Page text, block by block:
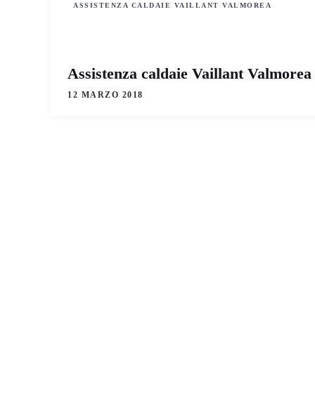
ASSISTENZA CALDAIE VAILLANT VALMOREA
Assistenza caldaie Vaillant Valmorea
12 MARZO 2018